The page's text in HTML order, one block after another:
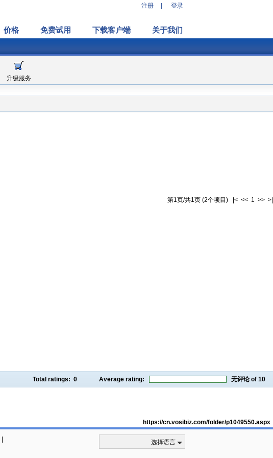
注册 登录
价格 免费试用 下载客户端 关于我们
升级服务
第1页/共1页 (2个项目) |< << 1 >> >|
Total ratings: 0 Average rating: 无评论of 10
https://cn.vosibiz.com/folder/p1049550.aspx
选择语言